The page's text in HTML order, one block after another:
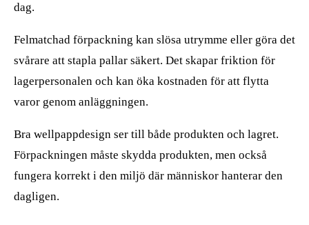
dag.
Felmatchad förpackning kan slösa utrymme eller göra det
svårare att stapla pallar säkert. Det skapar friktion för
lagerpersonalen och kan öka kostnaden för att flytta
varor genom anläggningen.
Bra wellpappdesign ser till både produkten och lagret.
Förpackningen måste skydda produkten, men också
fungera korrekt i den miljö där människor hanterar den
dagligen.